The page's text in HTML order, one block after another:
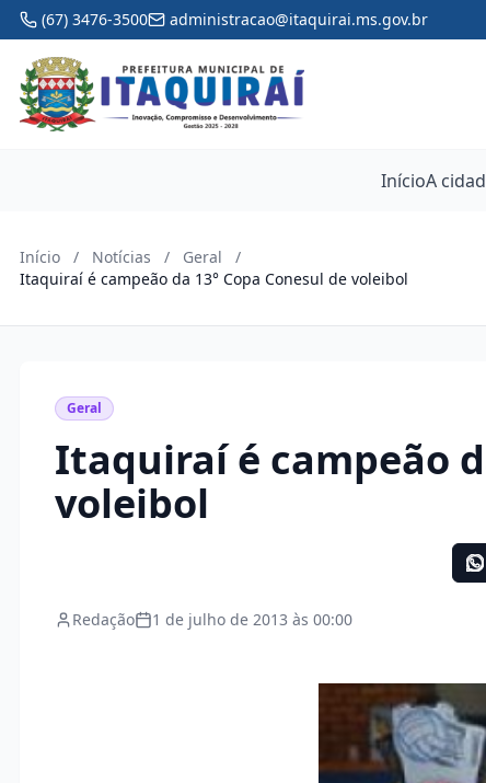
(67) 3476-3500 administracao@itaquirai.ms.gov.br
InícioA
Início / Notícias / Geral
/
Itaquiraí é campeão da 13° Copa Conesul de voleibol
Geral
Itaquiraí é campeão
voleibol
Redação 1 de julho de 2013 às 00:00